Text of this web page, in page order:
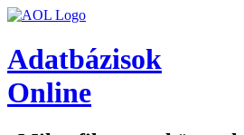
Adatbázisok
Online